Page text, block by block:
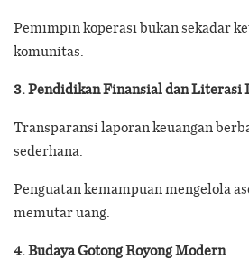
Pemimpin koperasi bukan sekadar
komunitas.
3. Pendidikan Finansial dan Literasi
Transparansi laporan keuangan
sederhana.
Penguatan kemampuan mengelola
memutar uang.
4. Budaya Gotong Royong Modern